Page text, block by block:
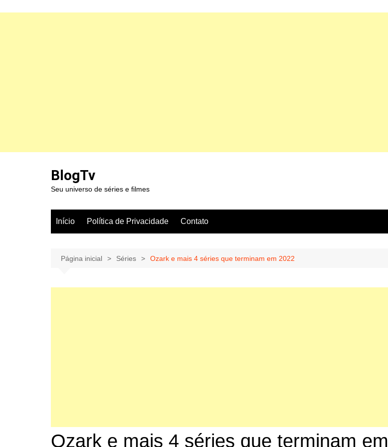
BlogTv
Seu universo de séries e filmes
Início Política de Privacidade Contato
Página inicial Séries Ozark e mais 4 séries que terminam em 2022
Ozark e mais 4 séries que terminam em